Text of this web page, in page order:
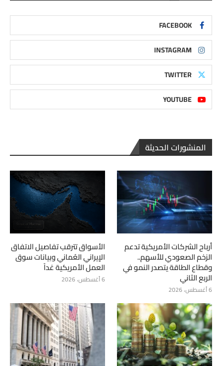
FACEBOOK
INSTAGRAM
TWITTER
YOUTUBE
المنشورات الحديثة
أرباح الشركات الأمريكية تدعم
الزخم الصعودي للأسهم..
وقطاع الطاقة يتصدر النمو في
الربع الثاني
6 أغسطس، 2026
الأسواق تترقب تفاصيل الاتفاق
الإيراني العُماني وبيانات سوق
العمل الأمريكية غداً
6 أغسطس، 2026